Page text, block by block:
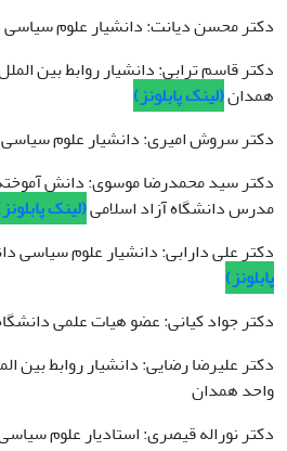
دکتر محسن دیانت: دانشیار علوم سیاسی
دکتر قاسم ترابی: دانشیار روابط بین
همدان(لینک پابلونز)
دکتر سروش امیری: دانشیار علوم سیاسی
دکتر سید محمدرضا موسوی: دانش
مدرس دانشگاه آزاد اسلامی(لینک
دکتر علی دارابی: دانشیار علوم سیاسی
پابلونز)
دکتر جواد کیانی: عضو هیات علمی
دکتر علیرضا رضایی: دانشیار روابط بین
واحد همدان
دکتر نوراله قیصری: استادیار علوم